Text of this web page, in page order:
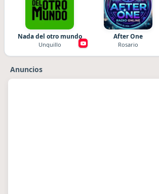
Nada del otro mundo
Unquillo
After One
Rosario
Anuncios